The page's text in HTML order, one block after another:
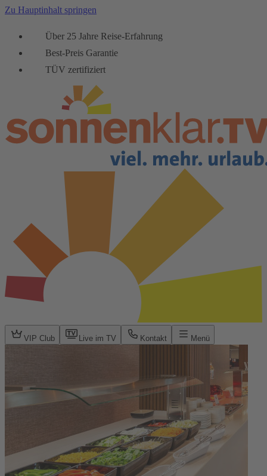
Zu Hauptinhalt springen
Über 25 Jahre Reise-Erfahrung
Best-Preis Garantie
TÜV zertifiziert
VIP Club Live im TV Kontakt Menü